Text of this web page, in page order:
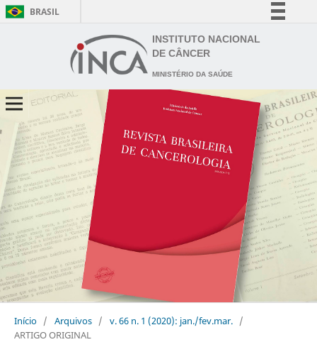
BRASIL
Simplifique!
Comunica BR
Participe
Acesso à informação
Canais
INSTITUTO NACIONAL
DE CÂNCER
MINISTÉRIO DA SAÚDE
Início / Arquivos / v. 66 n. 1 (2020): jan./fev.mar. /
ARTIGO ORIGINAL